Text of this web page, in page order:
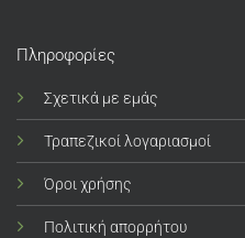
Πληροφορίες
Σχετικά με εμάς
Τραπεζικοί λογαριασμοί
Όροι χρήσης
Πολιτική απορρήτου